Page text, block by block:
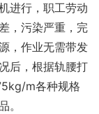
进行，职工劳动
，污染严重，完
，作业无需带发
后，根据轨腰打
m各种规格
。